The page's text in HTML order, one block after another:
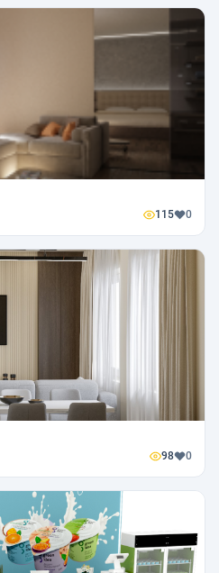
115 0
98 0